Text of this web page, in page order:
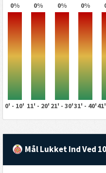
0% 0% 0% 0%
0' - 10' 11' - 20' 21' - 30'31' - 40'
Mål Lukket Ind Ved